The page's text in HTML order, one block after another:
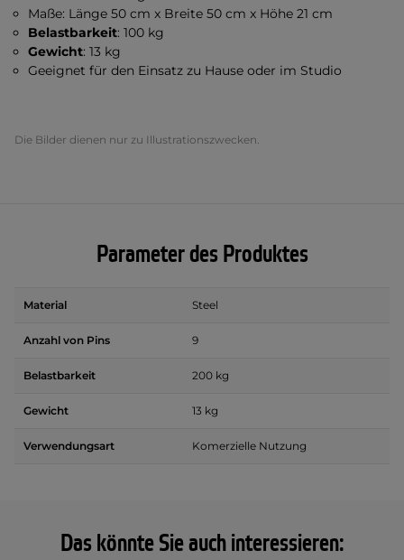
Das könnte Sie auch interessieren:
Maße: Länge 50 cm x Breite 50 cm x Höhe 21 cm
Belastbarkeit: 100 kg
Gewicht: 13 kg
Geeignet für den Einsatz zu Hause oder im Studio
Die Bilder dienen nur zu Illustrationszwecken.
Parameter des Produktes
Material Steel
Anzahl von Pins 9
Belastbarkeit 200 kg
Gewicht 13 kg
Verwendungsart Komerzielle Nutzung